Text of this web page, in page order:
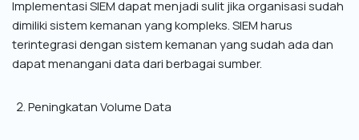
Implementasi SIEM dapat menjadi sulit jika organisasi sudah
dimiliki sistem kemanan yang kompleks. SIEM harus
terintegrasi dengan sistem kemanan yang sudah ada dan
dapat menangani data dari berbagai sumber.
Peningkatan Volume Data